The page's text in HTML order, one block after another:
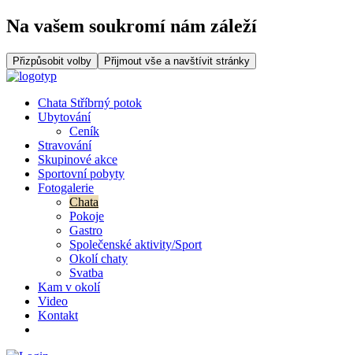
Na vašem soukromí nám záleží
Chata Stříbrný potok
Ubytování
Ceník
Stravování
Skupinové akce
Sportovní pobyty
Fotogalerie
Chata
Pokoje
Gastro
Společenské aktivity/Sport
Okolí chaty
Svatba
Kam v okolí
Video
Kontakt